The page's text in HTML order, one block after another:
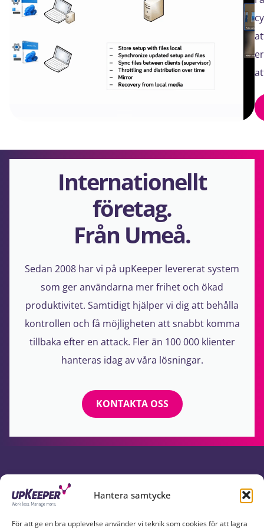
Hantera samtycke
För att ge en bra upplevelse använder vi teknik som cookies för att lagra
Internationellt
företag.
Från Umeå.
Sedan 2008 har vi på upKeeper levererat system
som ger användarna mer frihet och ökad
produktivitet. Samtidigt hjälper vi dig att behålla
kontrollen och få möjligheten att snabbt komma
tillbaka efter en attack. Fler än 100 000 klienter
hanteras idag av våra lösningar.
KONTAKTA OSS
UPKEEPER I SOCIALA MEDIER